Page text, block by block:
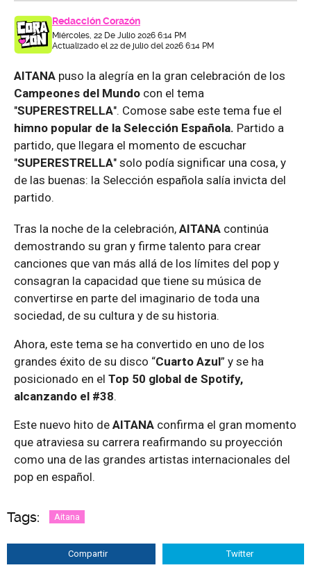
Redacción Corazón
Miércoles, 22 De Julio 2026 6:14 PM
Actualizado el 22 de julio del 2026 6:14 PM
AITANA puso la alegría en la gran celebración de los
Campeones del Mundo con el tema
"SUPERESTRELLA". Comose sabe este tema fue el
himno popular de la Selección Española. Partido a
partido, que llegara el momento de escuchar
"SUPERESTRELLA" solo podía significar una cosa, y
de las buenas: la Selección española salía invicta del
partido.
Tras la noche de la celebración, AITANA continúa
demostrando su gran y firme talento para crear
canciones que van más allá de los límites del pop y
consagran la capacidad que tiene su música de
convertirse en parte del imaginario de toda una
sociedad, de su cultura y de su historia.
Ahora, este tema se ha convertido en uno de los
grandes éxito de su disco “Cuarto Azul” y se ha
posicionado en el Top 50 global de Spotify,
alcanzando el #38.
Este nuevo hito de AITANA confirma el gran momento
que atraviesa su carrera reafirmando su proyección
como una de las grandes artistas internacionales del
pop en español.
Tags: Aitana
Compartir Twitter